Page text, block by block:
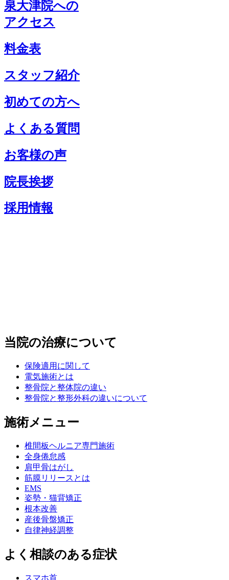
泉大津院への
アクセス
料金表
スタッフ紹介
初めての方へ
よくある質問
お客様の声
院長挨拶
採用情報
当院の治療について
保険適用に関して
電気施術とは
整骨院と整体院の違い
整骨院と整形外科の違いについて
施術メニュー
椎間板ヘルニア専門施術
全身倦怠感
肩甲骨はがし
筋膜リリースとは
EMS
姿勢・猫背矯正
根本改善
産後骨盤矯正
自律神経調整
よく相談のある症状
スマホ首